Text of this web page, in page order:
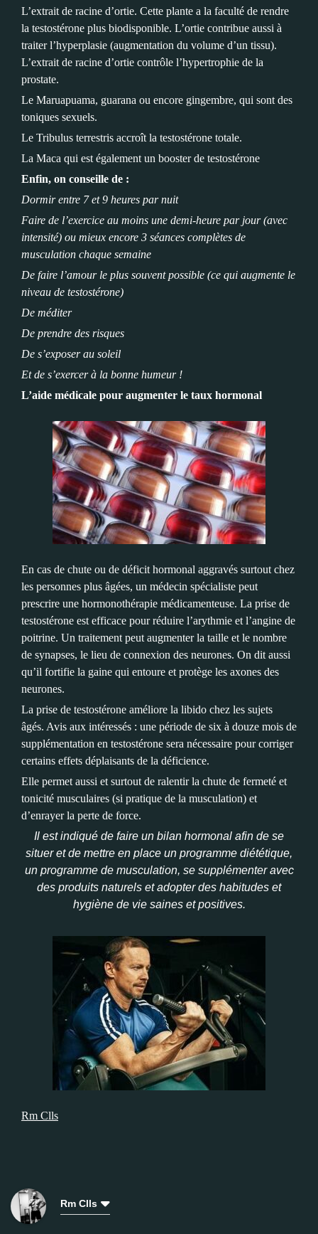
L’extrait de racine d’ortie. Cette plante a la faculté de rendre
la testostérone plus biodisponible. L’ortie contribue aussi à
traiter l’hyperplasie (augmentation du volume d’un tissu).
L’extrait de racine d’ortie contrôle l’hypertrophie de la
prostate.
Le Maruapuama, guarana ou encore gingembre, qui sont des
toniques sexuels.
Le Tribulus terrestris accroît la testostérone totale.
La Maca qui est également un booster de testostérone
Enfin, on conseille de :
Dormir entre 7 et 9 heures par nuit
Faire de l’exercice au moins une demi-heure par jour (avec
intensité) ou mieux encore 3 séances complètes de
musculation chaque semaine
De faire l’amour le plus souvent possible (ce qui augmente le
niveau de testostérone)
De méditer
De prendre des risques
De s’exposer au soleil
Et de s’exercer à la bonne humeur !
L’aide médicale pour augmenter le taux hormonal
En cas de chute ou de déficit hormonal aggravés surtout chez
les personnes plus âgées, un médecin spécialiste peut
prescrire une hormonothérapie médicamenteuse. La prise de
testostérone est efficace pour réduire l’arythmie et l’angine de
poitrine. Un traitement peut augmenter la taille et le nombre
de synapses, le lieu de connexion des neurones. On dit aussi
qu’il fortifie la gaine qui entoure et protège les axones des
neurones.
La prise de testostérone améliore la libido chez les sujets
âgés. Avis aux intéressés : une période de six à douze mois de
supplémentation en testostérone sera nécessaire pour corriger
certains effets déplaisants de la déficience.
Elle permet aussi et surtout de ralentir la chute de fermeté et
tonicité musculaires (si pratique de la musculation) et
d’enrayer la perte de force.
Il est indiqué de faire un bilan hormonal afin de se
situer et de mettre en place un programme diététique,
un programme de musculation, se supplémenter avec
des produits naturels et adopter des habitudes et
hygiène de vie saines et positives.
Rm Clls
Rm Clls